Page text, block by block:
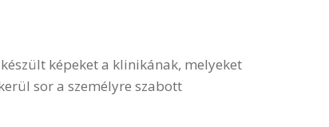
képeket a klinikának, melyeket
sor a személyre szabott